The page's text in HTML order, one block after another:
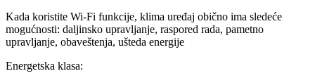
Kada koristite Wi-Fi funkcije, klima uređaj obično ima sledeće
mogućnosti: daljinsko upravljanje, raspored rada, pametno
upravljanje, obaveštenja, ušteda energije
Energetska klasa: